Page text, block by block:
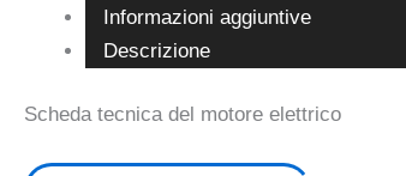
Informazioni aggiuntive
Descrizione
Scheda tecnica del motore elettrico